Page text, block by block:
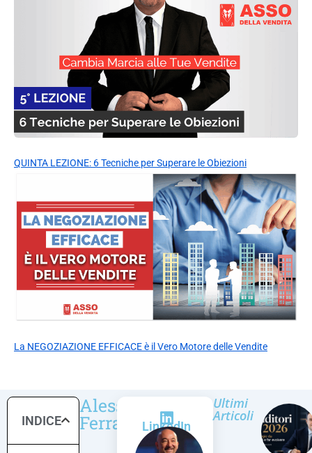
QUINTA LEZIONE: 6 Tecniche per Superare le Obiezioni
La NEGOZIAZIONE EFFICACE è il Vero Motore delle Vendite
INDICE
Alessandro
Ferrari LinkedIn
Ultimi
Articoli